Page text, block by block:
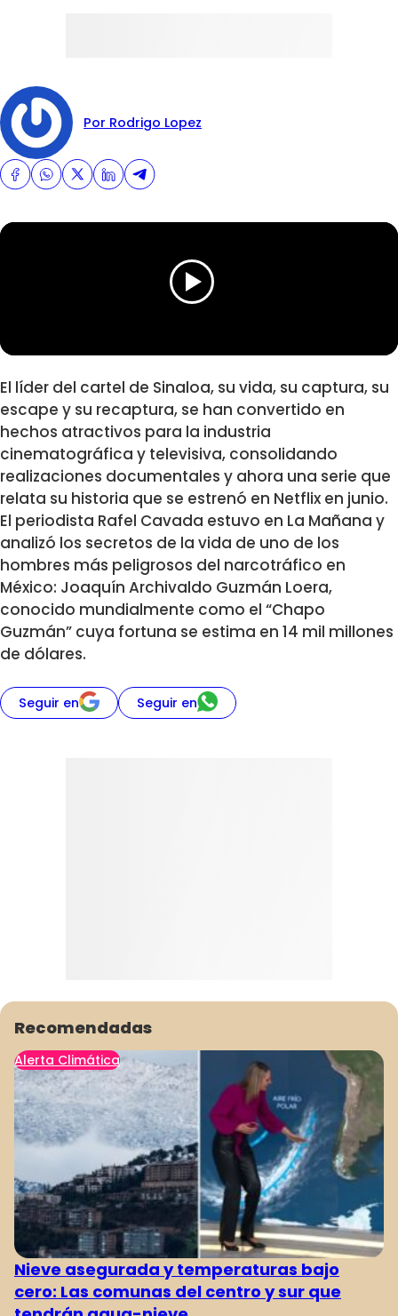
Por Rodrigo Lopez
El líder del cartel de Sinaloa, su vida, su captura, su
escape y su recaptura, se han convertido en
hechos atractivos para la industria
cinematográfica y televisiva, consolidando
realizaciones documentales y ahora una serie que
relata su historia que se estrenó en Netflix en junio.
El periodista Rafel Cavada estuvo en La Mañana y
analizó los secretos de la vida de uno de los
hombres más peligrosos del narcotráfico en
México: Joaquín Archivaldo Guzmán Loera,
conocido mundialmente como el “Chapo
Guzmán” cuya fortuna se estima en 14 mil millones
de dólares.
Seguir en Seguir en
Recomendadas
Alerta Climática
Nieve asegurada y temperaturas bajo
cero: Las comunas del centro y sur que